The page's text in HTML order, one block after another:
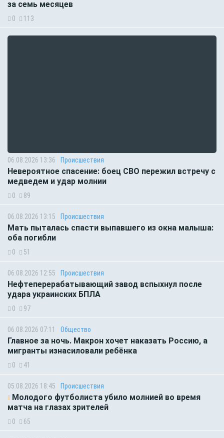
за семь месяцев
0 113
06.08.2026 13:36 Происшествия
Невероятное спасение: боец СВО пережил встречу с
медведем и удар молнии
0 89
06.08.2026 13:15 Происшествия
Мать пыталась спасти выпавшего из окна малыша:
оба погибли
0 51
06.08.2026 12:55 Происшествия
Нефтеперерабатывающий завод вспыхнул после
удара украинских БПЛА
0 97
06.08.2026 07:11 Общество
Главное за ночь. Макрон хочет наказать Россию, а
мигранты изнасиловали ребёнка
0 41
05.08.2026 18:45 Происшествия
Молодого футболиста убило молнией во время
матча на глазах зрителей
0 65